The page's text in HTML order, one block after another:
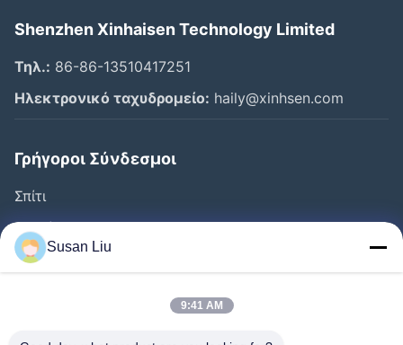
Shenzhen Xinhaisen Technology Limited
Τηλ.: 86-86-13510417251
Ηλεκτρονικό ταχυδρομείο: haily@xinhsen.com
Γρήγοροι Σύνδεσμοι
Σπίτι
Προϊόντα
Βίντεο
Susan Liu
9:41 AM